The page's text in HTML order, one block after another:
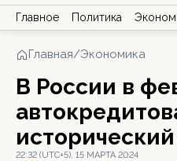
Главное Политика
Главная/Экономика
В России в
22:32 (UTC+5), 15 МАРТА 2024